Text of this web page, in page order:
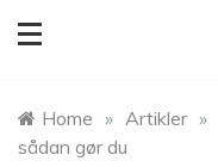
Home » Artikler »
sådan gør du